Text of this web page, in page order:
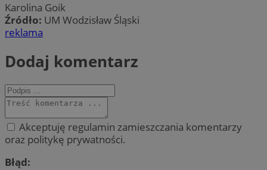
Karolina Goik
Źródło: UM Wodzisław Śląski
reklama
Dodaj komentarz
Akceptuję regulamin zamieszczania komentarzy
oraz politykę prywatności.
Błąd: